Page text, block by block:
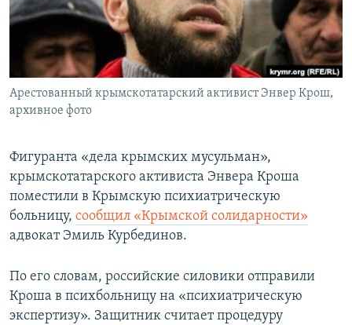
ПОБЕДИТЕЛЕЙ НЕ СУДЯТ?
КРЫМ.НЕПОКОРЕННЫЙ
ELIFBE
УКРАИНСКАЯ ПРОБЛЕМА КРЫМА
ПРИСОЕДИНЯЙТЕСЬ!
Все сайты RFE/RL
Арестованный крымскотатарский активист Энвер Крош,
архивное фото
Фигуранта «дела крымских мусульман»,
крымскотатарского активиста Энвера Кроша
поместили в Крымскую психиатрическую
больницу, сообщил «Крымской солидарности»
адвокат Эмиль Курбединов.
По его словам, российские силовики отправили
Кроша в психбольницу на «психиатрическую
экспертизу». Защитник считает процедуру